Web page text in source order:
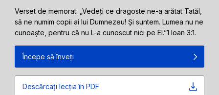
Verset de memorat: „Vedeți ce dragoste ne-a arătat Tatăl,
să ne numim copii ai lui Dumnezeu! Și suntem. Lumea nu ne
cunoaște, pentru că nu L-a cunoscut nici pe El.”1 Ioan 3:1.
Începe să înveți
Descărcați lecția în PDF